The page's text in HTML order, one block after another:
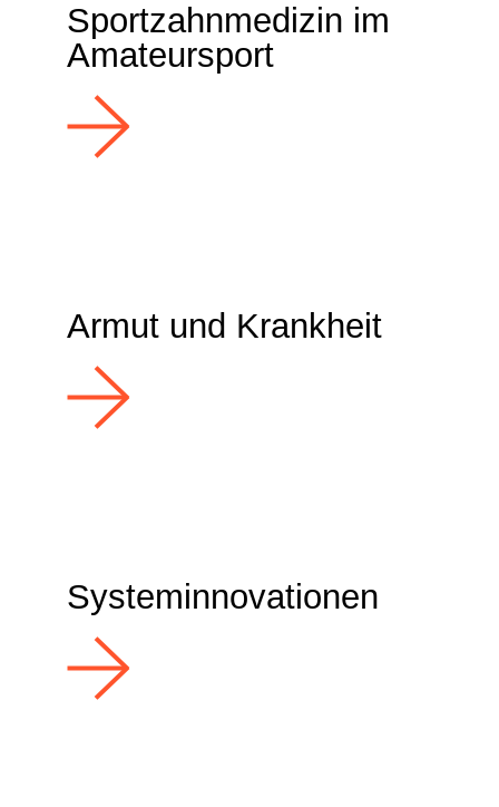
Sportzahnmedizin im
Amateursport
Armut und Krankheit
Systeminnovationen